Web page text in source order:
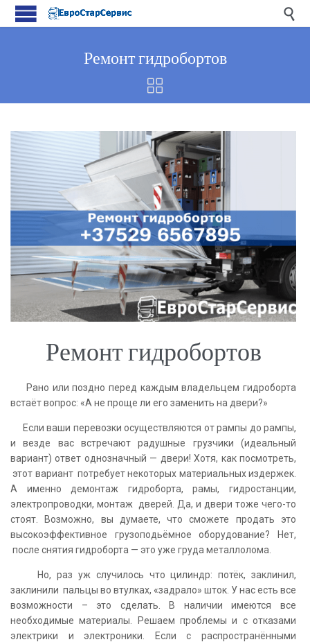

Ремонт гидробортов

Ремонт гидробортов
Рано или поздно перед каждым владельцем гидроборта
встаёт вопрос: «А не проще ли его заменить на двери?»
Если ваши перевозки осуществляются от рампы до рампы,
и везде вас встречают радушные грузчики (идеальный
вариант) ответ однозначный — двери! Хотя, как посмотреть,
этот вариант потребует некоторых материальных издержек.
А именно демонтаж гидроборта, рамы, гидростанции,
электропроводки, монтаж дверей. Да, и двери тоже чего-то
стоят. Возможно, вы думаете, что сможете продать это
высокоэффективное грузоподьёмное оборудование? Нет,
после снятия гидроборта — это уже груда металлолома.
Но, раз уж случилось что цилиндр: потёк, заклинил,
заклинили пальцы во втулках, «задрало» шток. У нас есть все
возможности – это сделать. В наличии имеются все
необходимые материалы. Решаем проблемы и с отказами
электрики и электроники. Если с распространёнными